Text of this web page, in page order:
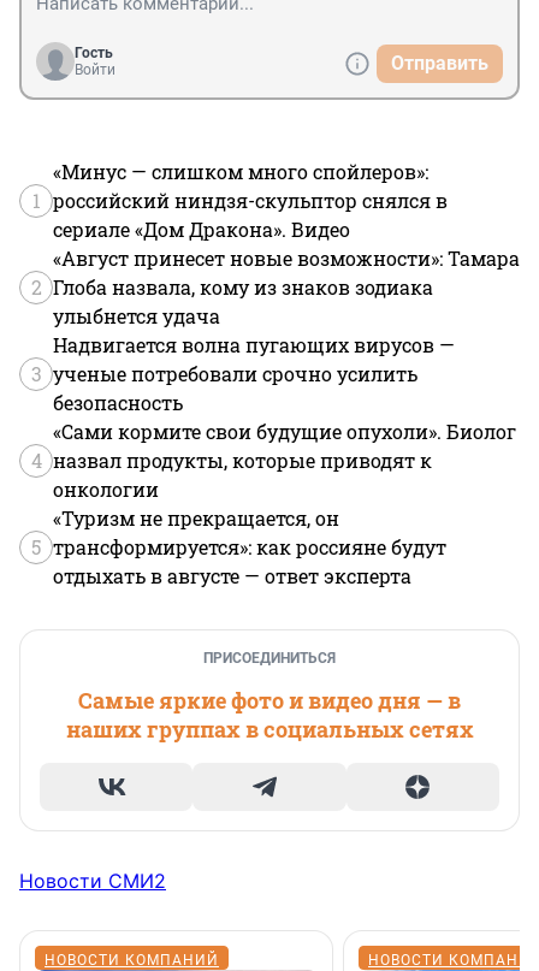
Гость
Войти
Отправить
1
«Минус — слишком много спойлеров»:
российский ниндзя-скульптор снялся в
сериале «Дом Дракона». Видео
2
«Август принесет новые возможности»: Тамара
Глоба назвала, кому из знаков зодиака
улыбнется удача
3
Надвигается волна пугающих вирусов —
ученые потребовали срочно усилить
безопасность
4
«Сами кормите свои будущие опухоли». Биолог
назвал продукты, которые приводят к
онкологии
5
«Туризм не прекращается, он
трансформируется»: как россияне будут
отдыхать в августе — ответ эксперта
ПРИСОЕДИНИТЬСЯ
Самые яркие фото и видео дня — в
наших группах в социальных сетях
Новости СМИ2
НОВОСТИ КОМПАНИЙ НОВОСТИ